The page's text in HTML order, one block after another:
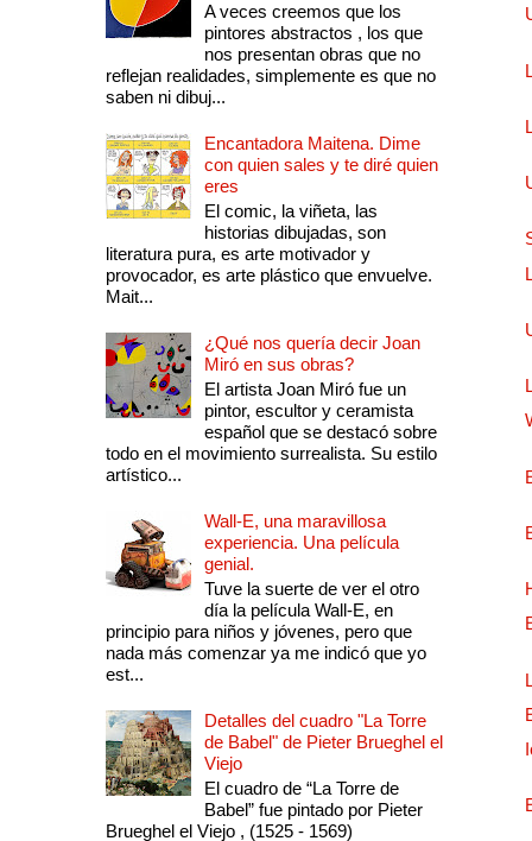
A veces creemos que los
pintores abstractos , los que
nos presentan obras que no
reflejan realidades, simplemente es que no
saben ni dibuj...
Encantadora Maitena. Dime
con quien sales y te diré quien
eres
El comic, la viñeta, las
historias dibujadas, son
literatura pura, es arte motivador y
provocador, es arte plástico que envuelve.
Mait...
¿Qué nos quería decir Joan
Miró en sus obras?
El artista Joan Miró fue un
pintor, escultor y ceramista
español que se destacó sobre
todo en el movimiento surrealista. Su estilo
artístico...
Wall-E, una maravillosa
experiencia. Una película
genial.
Tuve la suerte de ver el otro
día la película Wall-E, en
principio para niños y jóvenes, pero que
nada más comenzar ya me indicó que yo
est...
Detalles del cuadro "La Torre
de Babel" de Pieter Brueghel el
Viejo
El cuadro de “La Torre de
Babel” fue pintado por Pieter
Brueghel el Viejo , (1525 - 1569)